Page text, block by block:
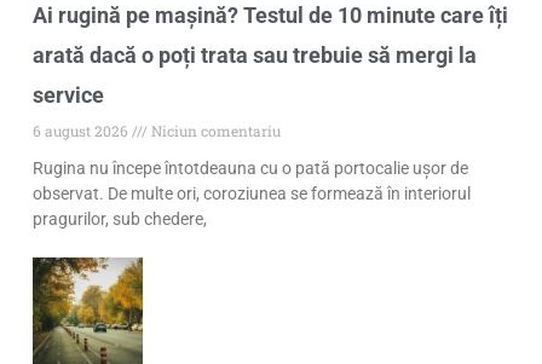
Ai rugină pe mașină? Testul de 10 minute care îți
arată dacă o poți trata sau trebuie să mergi la
service
6 august 2026
Niciun comentariu
Rugina nu începe întotdeauna cu o pată portocalie ușor de
observat. De multe ori, coroziunea se formează în interiorul
pragurilor, sub chedere,